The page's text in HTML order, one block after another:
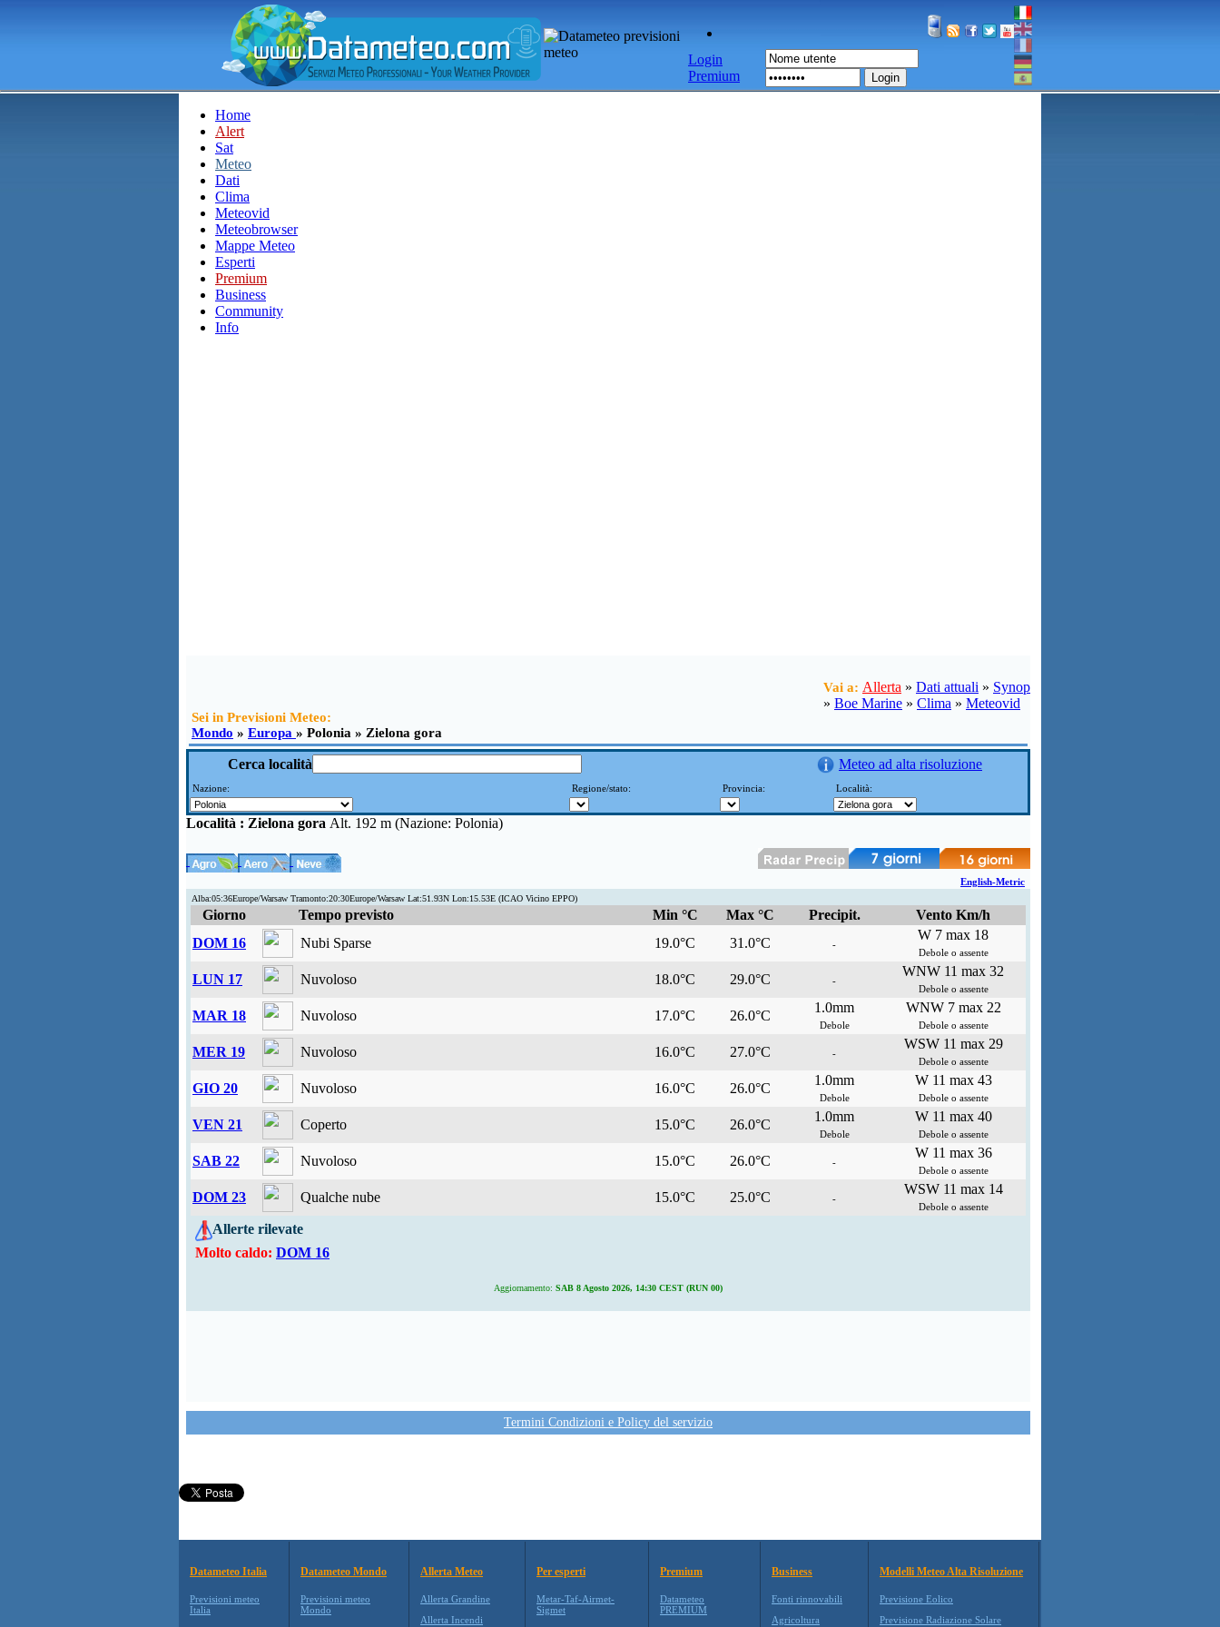
Login
Premium
Login
Home
Alert
Sat
Meteo
Dati
Clima
Meteovid
Meteobrowser
Mappe Meteo
Esperti
Premium
Business
Community
Info
Vai a: Allerta » Dati attuali » Synop
» Boe Marine » Clima » Meteovid
Sei in Previsioni Meteo:
Mondo » Europa » Polonia » Zielona gora
Cerca località Meteo ad alta risoluzione
Nazione: Regione/stato: Provincia: Località:
Località : Zielona gora Alt. 192 m (Nazione: Polonia)
English-Metric
Alba:05:36Europe/Warsaw Tramonto:20:30Europe/Warsaw Lat:51.93N Lon:15.53E (ICAO Vicino EPPO)
Giorno Tempo previsto Min °C Max °C Precipit.
Vento Km/h
DOM 16
Nubi Sparse 19.0°C 31.0°C -
W 7 max 18
Debole o assente
LUN 17 Nuvoloso 18.0°C 29.0°C -
WNW 11 max 32
Debole o assente
MAR 18 Nuvoloso 17.0°C 26.0°C
1.0mm
Debole
WNW 7 max 22
Debole o assente
MER 19 Nuvoloso 16.0°C 27.0°C -
WSW 11 max 29
Debole o assente
GIO 20 Nuvoloso 16.0°C 26.0°C
1.0mm
Debole
W 11 max 43
Debole o assente
VEN 21 Coperto 15.0°C 26.0°C
1.0mm
Debole
W 11 max 40
Debole o assente
SAB 22 Nuvoloso 15.0°C 26.0°C -
W 11 max 36
Debole o assente
DOM 23 Qualche nube 15.0°C 25.0°C -
WSW 11 max 14
Debole o assente
Allerte rilevate
Molto caldo: DOM 16
Aggiornamento: SAB 8 Agosto 2026, 14:30 CEST (RUN 00)
Termini Condizioni e Policy del servizio
Datameteo Italia
Previsioni meteo
Italia
Datameteo Mondo
Previsioni meteo
Mondo
Allerta Meteo
Allerta Grandine
Allerta Incendi
Per esperti
Metar-Taf-Airmet-
Sigmet
Premium
Datameteo
PREMIUM
Business
Fonti rinnovabili
Agricoltura
Modelli Meteo Alta Risoluzione
Previsione Eolico
Previsione Radiazione Solare